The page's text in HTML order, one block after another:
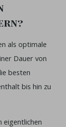
als optimale
Dauer von
besten
bis hin zu
eigentlichen